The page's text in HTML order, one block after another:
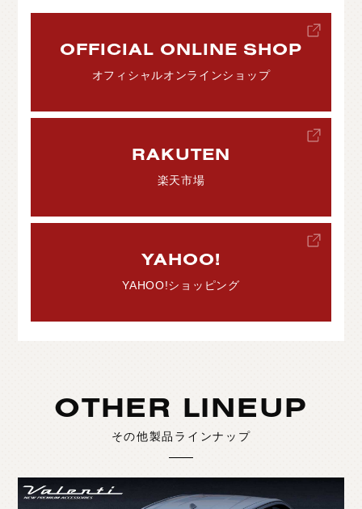
OFFICIAL ONLINE SHOP
オフィシャルオンラインショップ
RAKUTEN
楽天市場
YAHOO!
YAHOO!ショッピング
OTHER LINEUP
その他製品ラインナップ